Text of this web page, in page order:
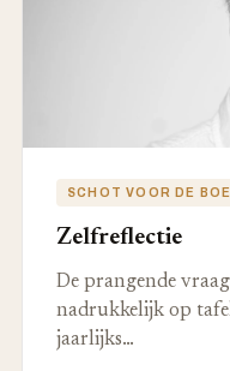
SCHOT VOOR DE
Zelfreflectie
De prangende
nadrukkelijk op
jaarlijks…